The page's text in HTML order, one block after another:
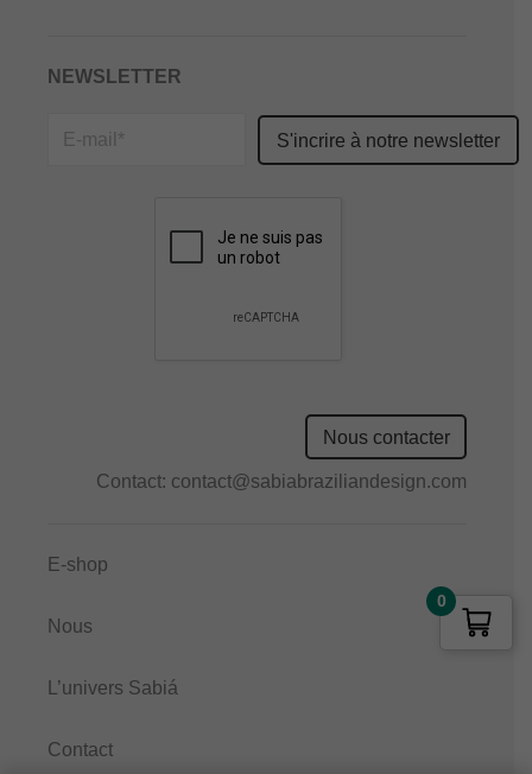
NEWSLETTER
Please
leave
field
empty.
Nous contacter
Contact: contact@sabiabraziliandesign.com
E-shop
Nous
L’univers Sabiá
Contact
0